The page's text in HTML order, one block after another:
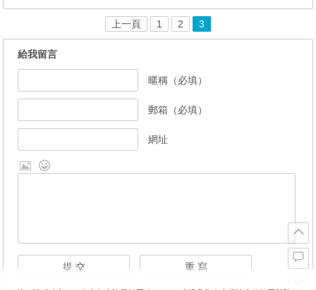
上一頁 1 2 3
給我留言
暱稱（必填）
郵箱（必填）
網址